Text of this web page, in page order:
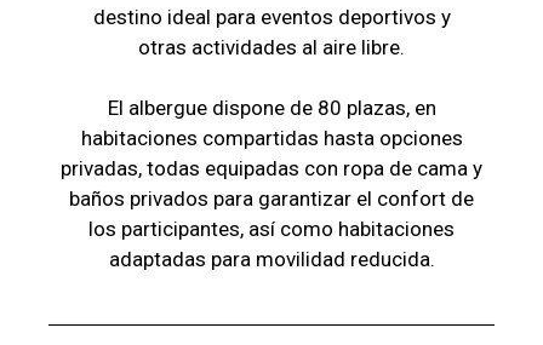
destino ideal para eventos deportivos y
otras actividades al aire libre.
El albergue dispone de 80 plazas, en
habitaciones compartidas hasta opciones
privadas, todas equipadas con ropa de cama y
baños privados para garantizar el confort de
los participantes, así como habitaciones
adaptadas para movilidad reducida.